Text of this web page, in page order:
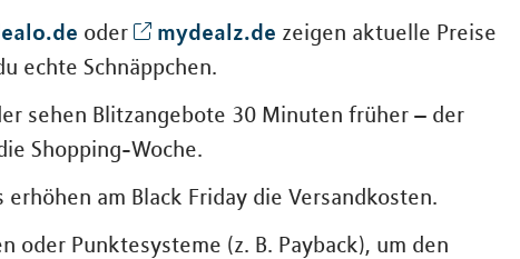
oder mydealz.de zeigen aktuelle Preise
echte Schnäppchen.
sehen Blitzangebote 30 Minuten früher – der
Shopping-Woche.
erhöhen am Black Friday die Versandkosten.
oder Punktesysteme (z. B. Payback), um den